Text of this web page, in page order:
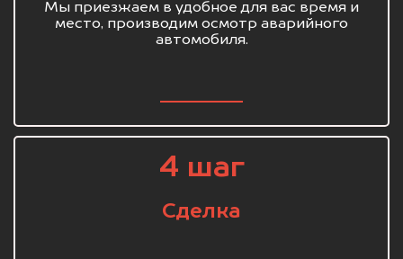
Мы приезжаем в удобное для вас время и
место, производим осмотр аварийного
автомобиля.
4 шаг
Сделка